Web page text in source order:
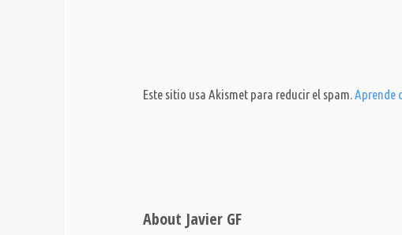
Este sitio usa Akismet para reducir el spam.Aprende
About Javier GF